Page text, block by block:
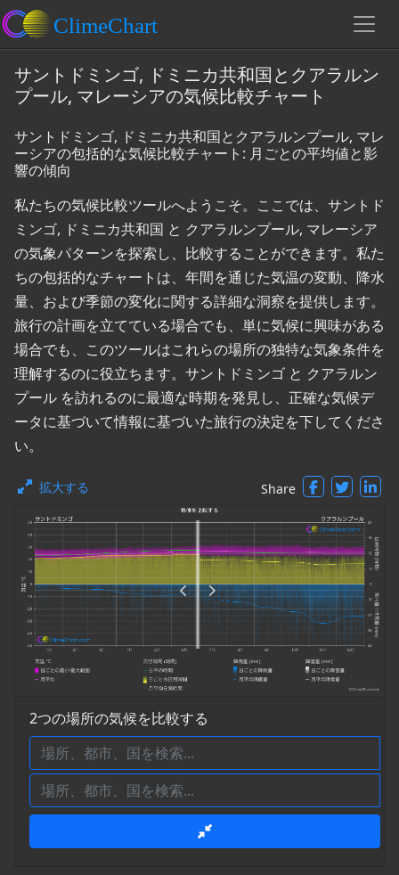
サントドミンゴ, ドミニカ共和国とクアラルン
プール, マレーシアの気候比較チャート
サントドミンゴ, ドミニカ共和国とクアラルンプール, マレ
ーシアの包括的な気候比較チャート: 月ごとの平均値と影
響の傾向
私たちの気候比較ツールへようこそ。ここでは、サントド
ミンゴ, ドミニカ共和国 と クアラルンプール, マレーシア
の気象パターンを探索し、比較することができます。私た
ちの包括的なチャートは、年間を通じた気温の変動、降水
量、および季節の変化に関する詳細な洞察を提供します。
旅行の計画を立てている場合でも、単に気候に興味がある
場合でも、このツールはこれらの場所の独特な気象条件を
理解するのに役立ちます。サントドミンゴ と クアラルン
プール を訪れるのに最適な時期を発見し、正確な気候デ
ータに基づいて情報に基づいた旅行の決定を下してくださ
い。
拡大する Share
2つの場所の気候を比較する